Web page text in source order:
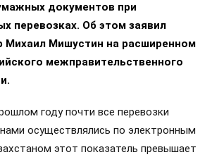
документов при
перевозках. Об этом заявил
Михаил Мишустин на расширенном
межправительственного
году почти все перевозки
осуществлялись по электронным
этот показатель превышает